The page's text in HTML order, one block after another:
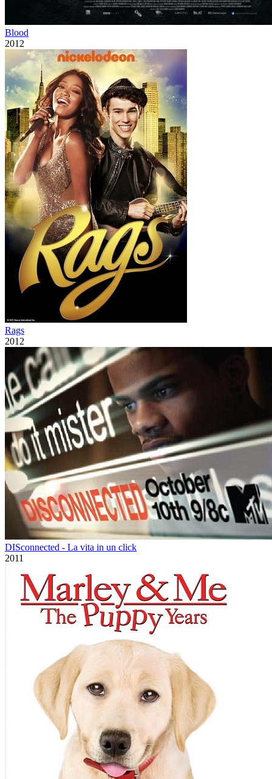
Blood
2012
Rags
2012
DISconnected - La vita in un click
2011